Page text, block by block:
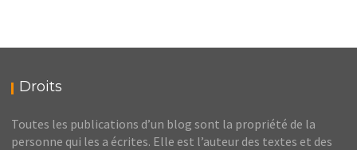
Droits
Toutes les publications d’un blog sont la propriété de la
personne qui les a écrites. Elle est l’auteur des textes et des